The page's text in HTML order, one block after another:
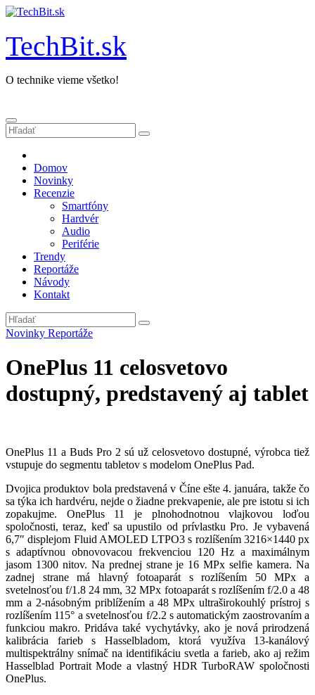
Prejsť
obsah
TechBit.sk
O technike vieme všetko!
Domov
Novinky
Recenzie
Smartfóny
Hardvér
Audio
Periférie
Trendy
Reportáže
Návody
Kontakt
Novinky Reportáže
OnePlus 11 celosvetovo
dostupný, predstavený aj tablet
OnePlus 11 a Buds Pro 2 sú už celosvetovo dostupné, výrobca tiež
vstupuje do segmentu tabletov s modelom OnePlus Pad.
Dvojica produktov bola predstavená v Číne ešte 4. januára, takže čo
sa týka ich hardvéru, nejde o žiadne prekvapenie, ale pre istotu si ich
zopakujme. OnePlus 11 je plnohodnotnou vlajkovou loďou
spoločnosti, teraz, keď sa upustilo od prívlastku Pro. Je vybavená
6,7″ displejom Fluid AMOLED LTPO3 s rozlíšením 3216×1440 px
s adaptívnou obnovovacou frekvenciou 120 Hz a maximálnym
jasom 1300 nitov. Na prednej strane je 16 MPx selfie kamera. Na
zadnej strane má hlavný fotoaparát s rozlíšením 50 MPx a
svetelnosťou f/1.8 24 mm, 32 MPx fotoaparát s rozlíšením f/2.0 a 48
mm a 2-násobným priblížením a 48 MPx ultraširokouhlý prístroj s
rozlíšením 115° a svetelnosťou f/2.2 s automatickým zaostrovaním a
funkciou makro. Pridáva také vychytávky, ako je nová prirodzená
kalibrácia farieb s Hasselbladom, ktorá využíva 13-kanálový
multispektrálny snímač na identifikáciu svetla a farieb, ako aj režim
Hasselblad Portrait Mode a vlastný HDR TurboRAW spoločnosti
OnePlus.